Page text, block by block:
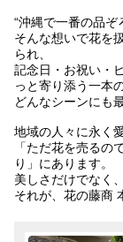
“沖縄で一番の品ぞ
そんな想いで花を
られ、
記念日・お祝い・
っと寄り添う一本
どんなシーンにも
地域の人々に永く
「ただ花を売るの
り」にあります。
美しさだけでなく
それが、花の藤商